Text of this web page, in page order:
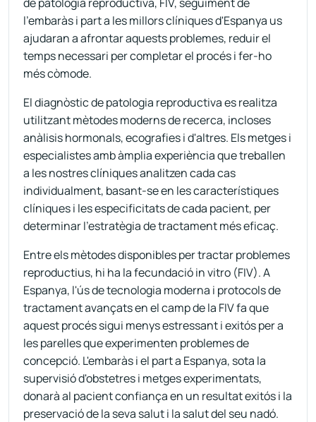
l'embaràs i part a les millors clíniques d'Espanya us
ajudaran a afrontar aquests problemes, reduir el
temps necessari per completar el procés i fer-ho
més còmode.
El diagnòstic de patologia reproductiva es realitza
utilitzant mètodes moderns de recerca, incloses
anàlisis hormonals, ecografies i d'altres. Els metges i
especialistes amb àmplia experiència que treballen
a les nostres clíniques analitzen cada cas
individualment, basant-se en les característiques
clíniques i les especificitats de cada pacient, per
determinar l'estratègia de tractament més eficaç.
Entre els mètodes disponibles per tractar problemes
reproductius, hi ha la fecundació in vitro (FIV). A
Espanya, l'ús de tecnologia moderna i protocols de
tractament avançats en el camp de la FIV fa que
aquest procés sigui menys estressant i exitós per a
les parelles que experimenten problemes de
concepció. L'embaràs i el part a Espanya, sota la
supervisió d'obstetres i metges experimentats,
donarà al pacient confiança en un resultat exitós i la
preservació de la seva salut i la salut del seu nadó.